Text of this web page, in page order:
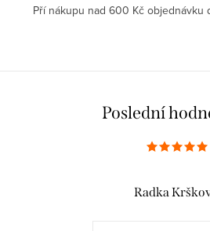
Pří nákupu nad 600 Kč objednávku
Poslední
Radka